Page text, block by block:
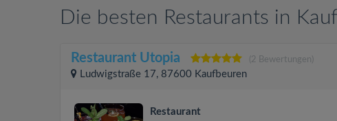
Die besten Restaurants in
Restaurant Utopia (2 Bewertungen)
Ludwigstraße 17, 87600 Kaufbeuren
Restaurant